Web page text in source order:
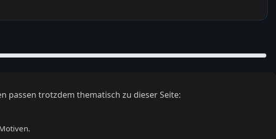
passen trotzdem thematisch zu dieser Seite: